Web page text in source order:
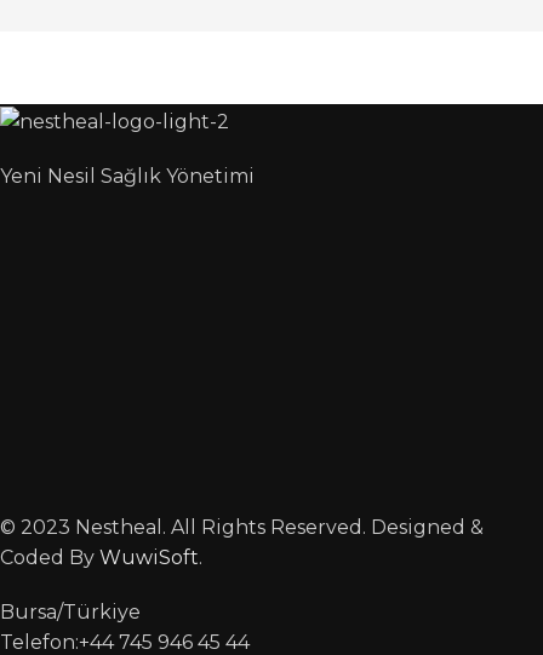
Yeni Nesil Sağlık Yönetimi
© 2023 Nestheal. All Rights Reserved. Designed &
Coded By WuwiSoft.
Bursa/Türkiye
Telefon:+44 745 946 45 44